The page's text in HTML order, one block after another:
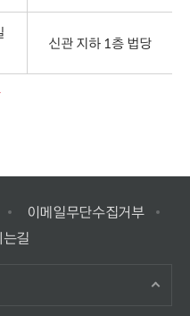
신관 지하 1층 법당
이메일무단수집거부
길